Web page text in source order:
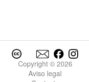
Copyright © 2026
Aviso legal